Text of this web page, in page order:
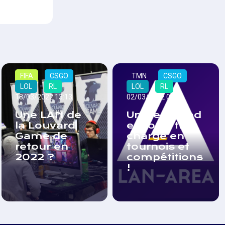
FIFA
CSGO
LOL
RL
18/03/2022 13:13
Une LAN de
la Louvard
Game de
retour en
2022 ?
TMN
CSGO
LOL
RL
02/03/2022 08:33
Un week-end
esportif très
chargé en
tournois et
compétitions
!